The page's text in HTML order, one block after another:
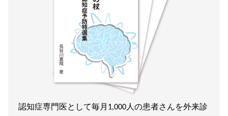
認知症専門医として毎月1,000人の患者さんを外来診